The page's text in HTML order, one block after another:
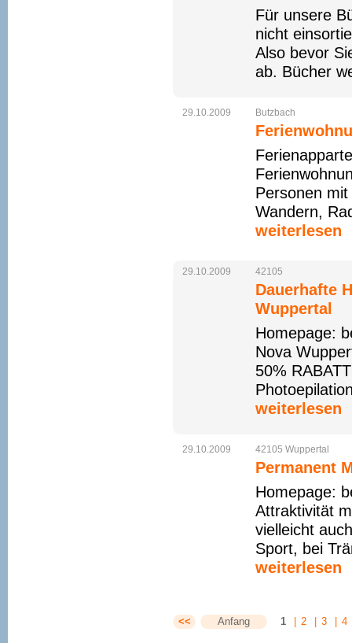
Für unsere
nicht
Also bevor
ab. Bücher
29.10.2009 Butzbach
Personen
Wandern,
weiterlesen
29.10.2009 42105
Dauerhafte
Wuppertal
Homepage:
Nova
50%
weiterlesen
29.10.2009 42105 Wuppertal
Permanent
Homepage:
Attraktivität
vielleicht
Sport, bei
weiterlesen
<< Anfang 1 2 3 4